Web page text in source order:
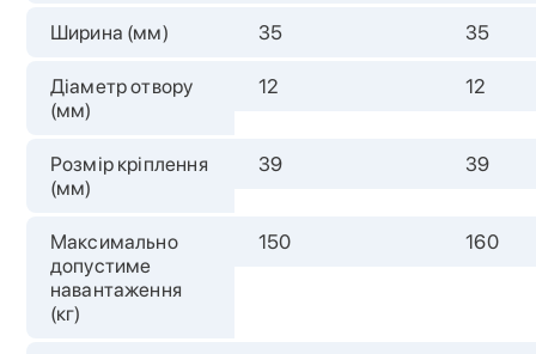
Ширина (мм) 35 35
Діаметр отвору
(мм)
12 12
Розмір кріплення
(мм)
39 39
Максимально
допустиме
навантаження
(кг)
150 160